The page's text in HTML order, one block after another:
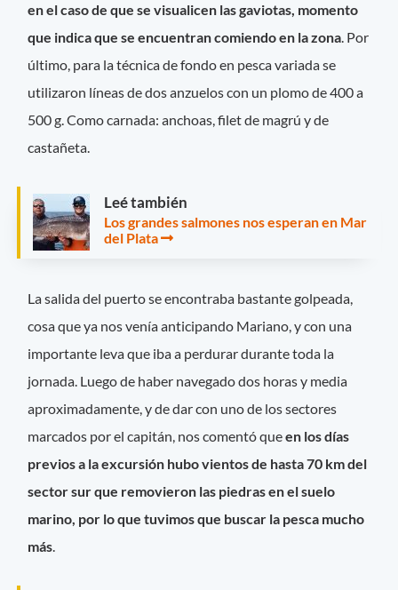
en el caso de que se visualicen las gaviotas, momento
que indica que se encuentran comiendo en la zona. Por
último, para la técnica de fondo en pesca variada se
utilizaron líneas de dos anzuelos con un plomo de 400 a
500 g. Como carnada: anchoas, filet de magrú y de
castañeta.
Leé también
Los grandes salmones nos esperan en Mar
del Plata
La salida del puerto se encontraba bastante golpeada,
cosa que ya nos venía anticipando Mariano, y con una
importante leva que iba a perdurar durante toda la
jornada. Luego de haber navegado dos horas y media
aproximadamente, y de dar con uno de los sectores
marcados por el capitán, nos comentó queen los días
previos a la excursión hubo vientos de hasta 70 km del
sector sur que removieron las piedras en el suelo
marino, por lo que tuvimos que buscar la pesca mucho
más